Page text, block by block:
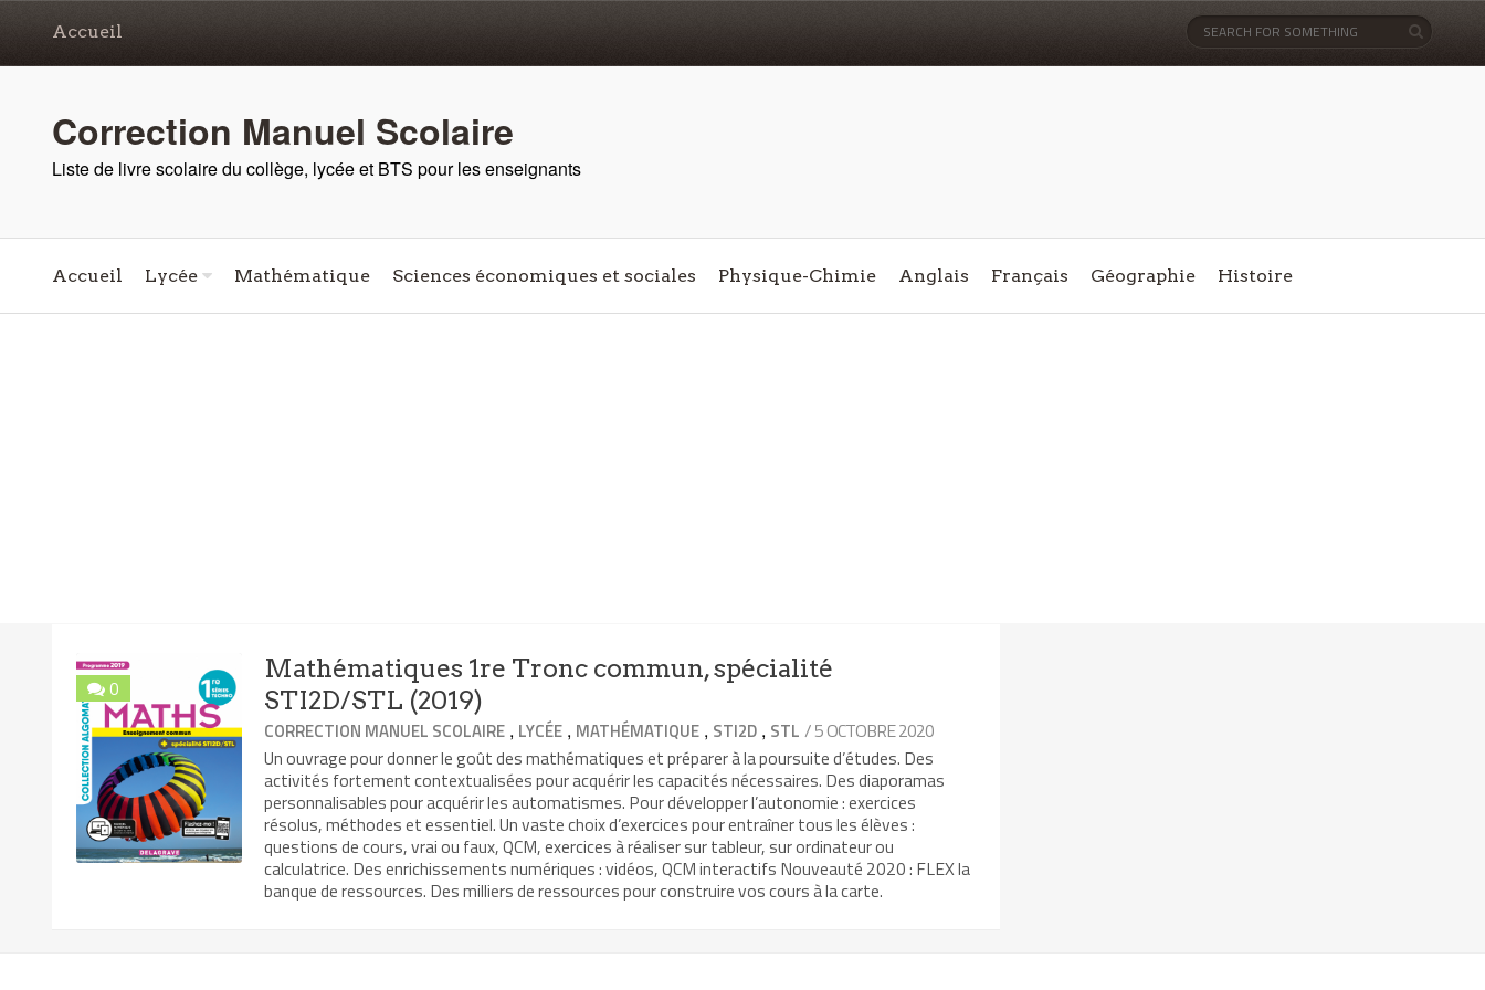
Accueil
Correction Manuel Scolaire
Liste de livre scolaire du collège, lycée et BTS pour les enseignants
Accueil Lycée Mathématique Sciences économiques et sociales Physique-Chimie Anglais Français Géographie Histoire
0
Mathématiques 1re Tronc commun, spécialité
STI2D/STL (2019)
CORRECTION MANUEL SCOLAIRE , LYCÉE , MATHÉMATIQUE , STI2D , STL / 5 OCTOBRE 2020
Un ouvrage pour donner le goût des mathématiques et préparer à la poursuite d’études. Des
activités fortement contextualisées pour acquérir les capacités nécessaires. Des diaporamas
personnalisables pour acquérir les automatismes. Pour développer l’autonomie : exercices
résolus, méthodes et essentiel. Un vaste choix d’exercices pour entraîner tous les élèves :
questions de cours, vrai ou faux, QCM, exercices à réaliser sur tableur, sur ordinateur ou
calculatrice. Des enrichissements numériques : vidéos, QCM interactifs Nouveauté 2020 : FLEX la
banque de ressources. Des milliers de ressources pour construire vos cours à la carte.